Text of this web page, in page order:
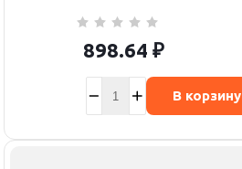
898.64 ₽
В корзину